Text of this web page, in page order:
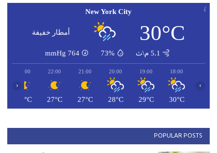
New York City
30°C أمطار خفيفة
5.1 م\ث 73%
764
mmHg
18:00
30°C
19:00
29°C
20:00
28°C
21:00
27°C
22:00
27°C
23:00
26°C
‹ ›
POPULAR POSTS